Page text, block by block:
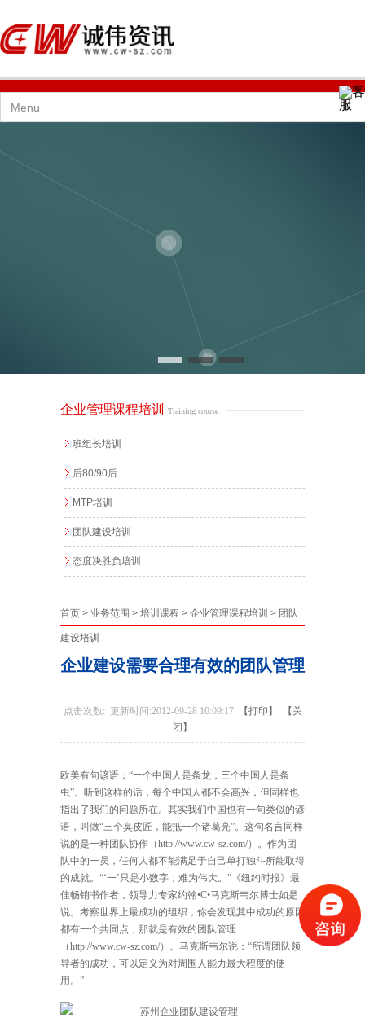
企业管理课程培训 Training course
班组长培训
后80/90后
MTP培训
团队建设培训
态度决胜负培训
首页 > 业务范围 > 培训课程 > 企业管理课程培训 > 团队
建设培训
企业建设需要合理有效的团队管理
点击次数: 更新时间:2012-09-28 10:09:17 【打印】
【关
闭】
欧美有句谚语：“一个中国人是条龙，三个中国人是条
虫”。听到这样的话，每个中国人都不会高兴，但同样也
指出了我们的问题所在。其实我们中国也有一句类似的谚
语，叫做“三个臭皮匠，能抵一个诸葛亮”。这句名言同样
说的是一种团队协作 （http://www.cw-sz.com/）。作为团
队中的一员，任何人都不能满足于自己单打独斗所能取得
的成就。“‘一’只是小数字，难为伟大。”《纽约时报》最
佳畅销书作者，领导力专家约翰•C•马克斯韦尔博士如是
说。考察世界上最成功的组织，你会发现其中成功的原因
都有一个共同点，那就是有效的 团队管理
（http://www.cw-sz.com/）。马克斯韦尔说：“所谓团队领
导者的成功，可以定义为对周围人能力最大程度的使
用。”